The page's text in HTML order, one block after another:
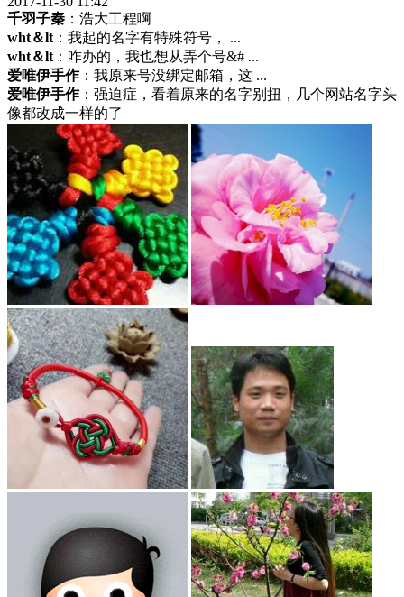
千羽子秦 ：浩大工程啊
wht＆lt ：我起的名字有特殊符号， ...
wht＆lt ：咋办的，我也想从弄个号&# ...
爱唯伊手作：我原来号没绑定邮箱，这 ...
爱唯伊手作：强迫症，看着原来的名字别扭，几个网站名字头
像都改成一样的了